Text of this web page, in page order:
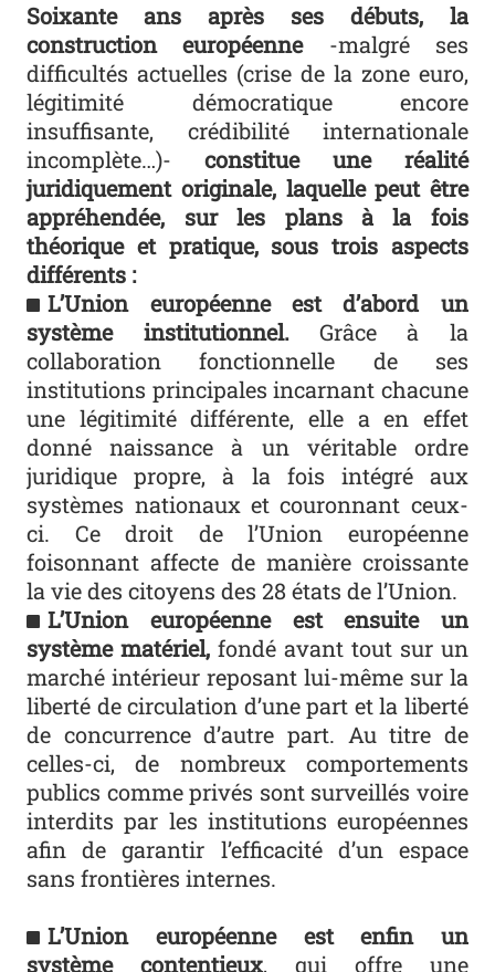
Soixante ans après ses débuts, la
construction européenne-malgré ses
difficultés actuelles (crise de la zone euro,
légitimité démocratique encore
insuffisante, crédibilité internationale
incomplète…)-constitue une réalité
juridiquement originale, laquelle peut être
appréhendée, sur les plans à la fois
théorique et pratique, sous trois aspects
différents :
L’Union européenne est d’abord un
système institutionnel.Grâce à la
collaboration fonctionnelle de ses
institutions principales incarnant chacune
une légitimité différente, elle a en effet
donné naissance à un véritable ordre
juridique propre, à la fois intégré aux
systèmes nationaux et couronnant ceux-
ci. Ce droit de l’Union européenne
foisonnant affecte de manière croissante
la vie des citoyens des 28 états de l’Union.
L’Union européenne est ensuite un
système matériel, fondé avant tout sur un
marché intérieur reposant lui-même sur la
liberté de circulation d’une part et la liberté
de concurrence d’autre part. Au titre de
celles-ci, de nombreux comportements
publics comme privés sont surveillés voire
interdits par les institutions européennes
afin de garantir l’efficacité d’un espace
sans frontières internes.
L’Union européenne est enfin un
système contentieux, qui offre une